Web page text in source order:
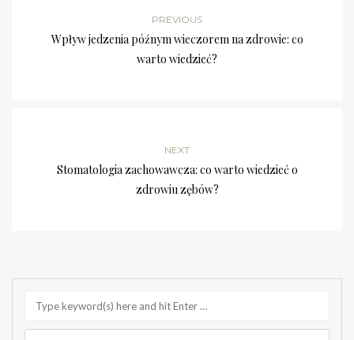
PREVIOUS
Wpływ jedzenia późnym wieczorem na zdrowie: co
warto wiedzieć?
NEXT
Stomatologia zachowawcza: co warto wiedzieć o
zdrowiu zębów?